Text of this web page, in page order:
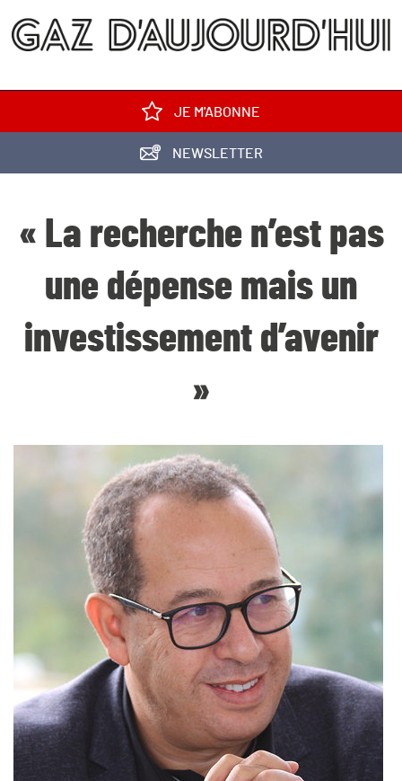
JE M'ABONNE
NEWSLETTER
« La recherche n’est pas
une dépense mais un
investissement d’avenir
»